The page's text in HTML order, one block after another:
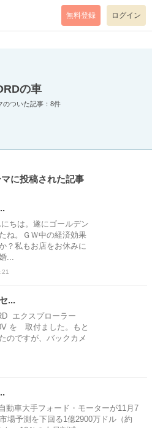
code=0 mode=return level=notice
無料登録 ログイン
の車
のついた記事：8件
に投稿された記事
ちは。遂にゴールデン
ね。ＧＷ中の経済効果
？私もお店をお休みに
...
...
エクスプローラー
を 取付ました。もと
のですが、バックカメ
動車大手フォード・モーターが11月7
場予測を下回る1億2900万ドル（約